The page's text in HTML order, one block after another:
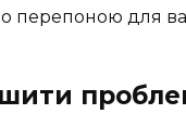
перепоною для